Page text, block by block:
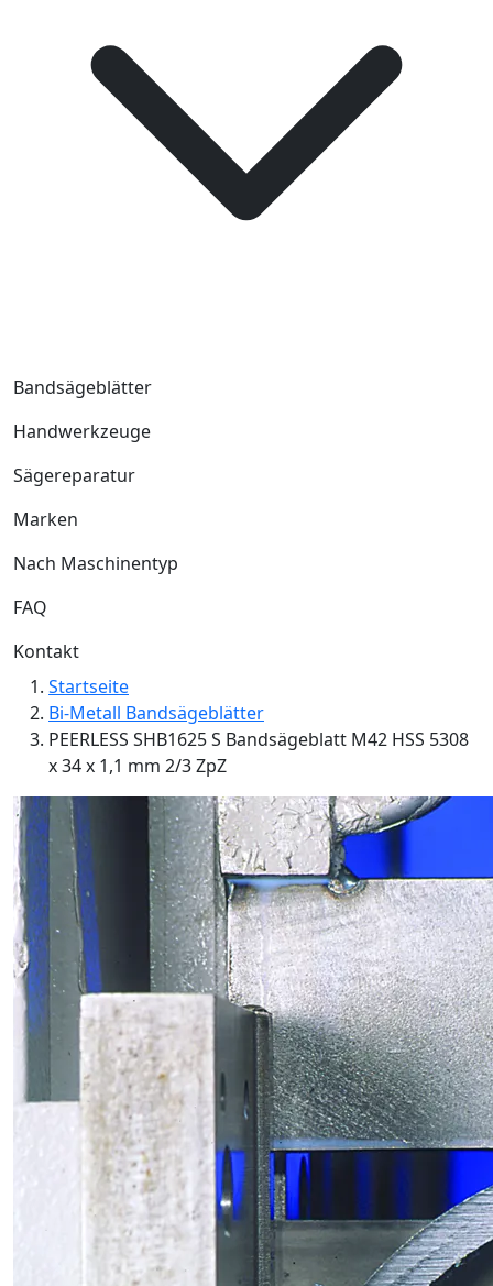
Bandsägeblätter
Handwerkzeuge
Sägereparatur
Marken
Nach Maschinentyp
FAQ
Kontakt
Startseite
Bi-Metall Bandsägeblätter
PEERLESS SHB1625 S Bandsägeblatt M42 HSS 5308
x 34 x 1,1 mm 2/3 ZpZ